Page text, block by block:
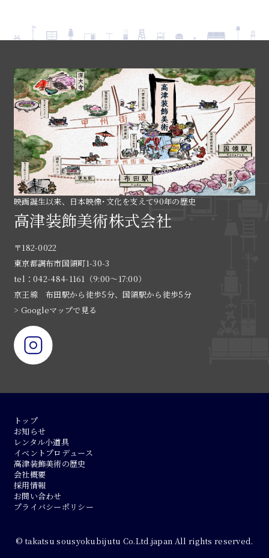
映画誕生以来、日本映像･文化を支えて90年の歴史
高津装飾美術株式会社
〒182-0022
東京都調布市国領町1-30-3
tel：042-484-1161（9:00〜17:00）
京王線 布田駅から徒歩5分、国領駅から徒歩5分
> Googleマップで見る
トップ
お知らせ
レンタル小道具
イベントプロデュース
高津装飾美術の歴史
会社概要
採用情報
お問い合わせ
プライバシーポリシー
© takatsu sousyokubijutu Co.Ltd.japan All rights reserved.